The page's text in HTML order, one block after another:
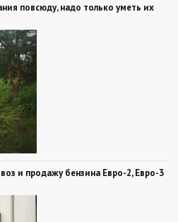
повсюду, надо только уметь их
и продажу бензина Евро-2, Евро-3